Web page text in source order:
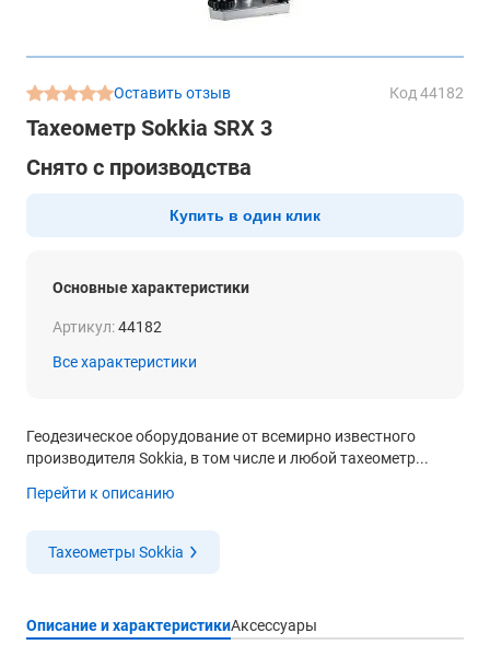
Оставить отзыв Код 44182
Тахеометр Sokkia SRX 3
Снято с производства
Купить в один клик
Основные характеристики
Артикул:44182
Все характеристики
Геодезическое оборудование от всемирно известного
производителя Sokkia, в том числе и любой тахеометр...
Перейти к описанию
Тахеометры Sokkia
Описание и характеристикиАксессуары